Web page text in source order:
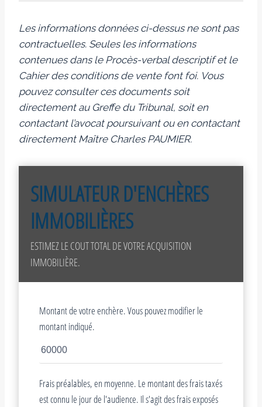
Les informations données ci-dessus ne sont pas
contractuelles. Seules les informations
contenues dans le Procès-verbal descriptif et le
Cahier des conditions de vente font foi. Vous
pouvez consulter ces documents soit
directement au Greffe du Tribunal, soit en
contactant l’avocat poursuivant ou en contactant
directement Maître Charles PAUMIER.
SIMULATEUR D'ENCHÈRES
IMMOBILIÈRES
ESTIMEZ LE COUT TOTAL DE VOTRE ACQUISITION
IMMOBILIÈRE.
Montant de votre enchère. Vous pouvez modifier le
montant indiqué.
Frais préalables, en moyenne. Le montant des frais taxés
est connu le jour de l'audience. Il s'agit des frais exposés